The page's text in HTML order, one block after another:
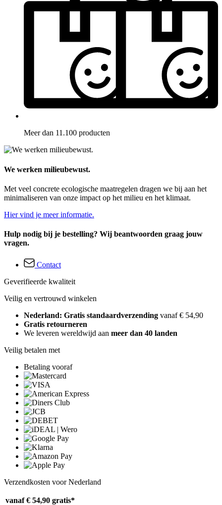
Meer dan 11.100 producten
We werken milieubewust.
Met veel concrete ecologische maatregelen dragen we bij aan het
minimaliseren van onze impact op het milieu en het klimaat.
Hier vind je meer informatie.
Hulp nodig bij je bestelling? Wij beantwoorden graag jouw
vragen.
Contact
Geverifieerde kwaliteit
Veilig en vertrouwd winkelen
Nederland: Gratis standaardverzending vanaf € 54,90
Gratis retourneren
We leveren wereldwijd aan meer dan 40 landen
Veilig betalen met
Betaling vooraf
Verzendkosten voor Nederland
vanaf € 54,90 gratis*